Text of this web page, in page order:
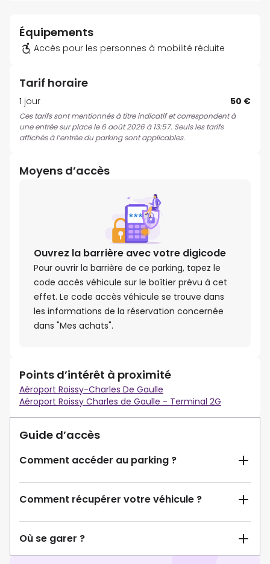
Équipements
Accès pour les personnes à mobilité réduite
Tarif horaire
1 jour 50 €
Ces tarifs sont mentionnés à titre indicatif et correspondent à
une entrée sur place le 6 août 2026 à 13:57. Seuls les tarifs
affichés à l’entrée du parking sont applicables.
Moyens d’accès
Ouvrez la barrière avec votre digicode
Pour ouvrir la barrière de ce parking, tapez le
code accès véhicule sur le boîtier prévu à cet
effet. Le code accès véhicule se trouve dans
les informations de la réservation concernée
dans "Mes achats".
Points d’intérêt à proximité
Aéroport Roissy-Charles De Gaulle
Aéroport Roissy Charles de Gaulle - Terminal 2G
Guide d’accès
Comment accéder au parking ?
Comment récupérer votre véhicule ?
Où se garer ?